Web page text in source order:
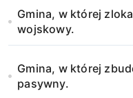
Gmina, w której
wojskowy.
Gmina, w której
pasywny.